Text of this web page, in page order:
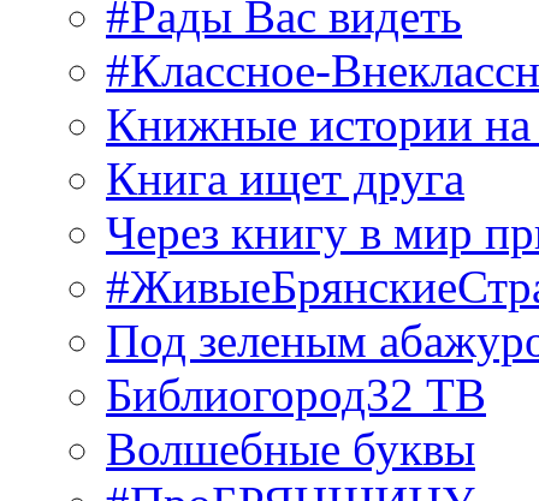
#Рады Вас видеть
#Классное-
Книжные истории
Книга ищет друга
Через книгу в мир
Под зеленым
Библиогород32 ТВ
Волшебные буквы